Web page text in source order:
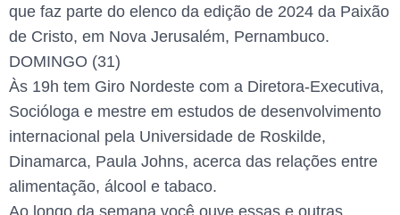
que faz parte do elenco da edição de 2024 da Paixão
de Cristo, em Nova Jerusalém, Pernambuco.
DOMINGO (31)
Às 19h tem Giro Nordeste com a Diretora-Executiva,
Socióloga e mestre em estudos de desenvolvimento
internacional pela Universidade de Roskilde,
Dinamarca, Paula Johns, acerca das relações entre
alimentação, álcool e tabaco.
Ao longo da semana você ouve essas e outras